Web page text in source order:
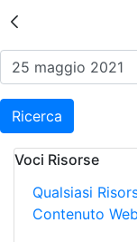
Risultati
Ricerca
Voci Risorse
Qualsiasi
Contenuto Web